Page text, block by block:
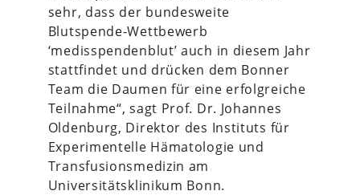
sehr, dass der bundesweite
Blutspende-Wettbewerb
‘medisspendenblut’ auch in diesem Jahr
stattfindet und drücken dem Bonner
Team die Daumen für eine erfolgreiche
Teilnahme“, sagt Prof. Dr. Johannes
Oldenburg, Direktor des Instituts für
Experimentelle Hämatologie und
Transfusionsmedizin am
Universitätsklinikum Bonn.